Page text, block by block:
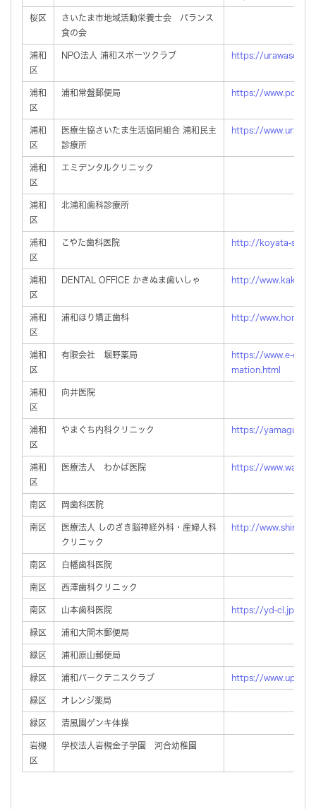
桜区
さいたま市地域活動栄養士会 バランス
食の会
浦和
区
NPO法人 浦和スポーツクラブ https://
浦和
区
浦和常盤郵便局 https://
浦和
区
医療生協さいたま生活協同組合 浦和民主
診療所
https://
浦和
区
エミデンタルクリニック
浦和
区
北浦和歯科診療所
浦和
区
こやた歯科医院 http://koyata-
浦和
区
DENTAL OFFICE かきぬま歯いしゃ http://
浦和
区
浦和ほり矯正歯科 http://
浦和
区
有限会社 堀野薬局
https://www.e-
mation.html
浦和
区
向井医院
浦和
区
やまぐち内科クリニック https://yamaguchi-
浦和
区
医療法人 わかば医院 https://
南区 岡歯科医院
南区
医療法人 しのざき脳神経外科・産婦人科
クリニック
http://
南区 白幡歯科医院
南区 西澤歯科クリニック
南区 山本歯科医院 https://yd-cl.jp
緑区 浦和大間木郵便局
緑区 浦和原山郵便局
緑区 浦和パークテニスクラブ https://
緑区 オレンジ薬局
緑区 清風園ゲンキ体操
岩槻
区
学校法人岩槻金子学園 河合幼稚園